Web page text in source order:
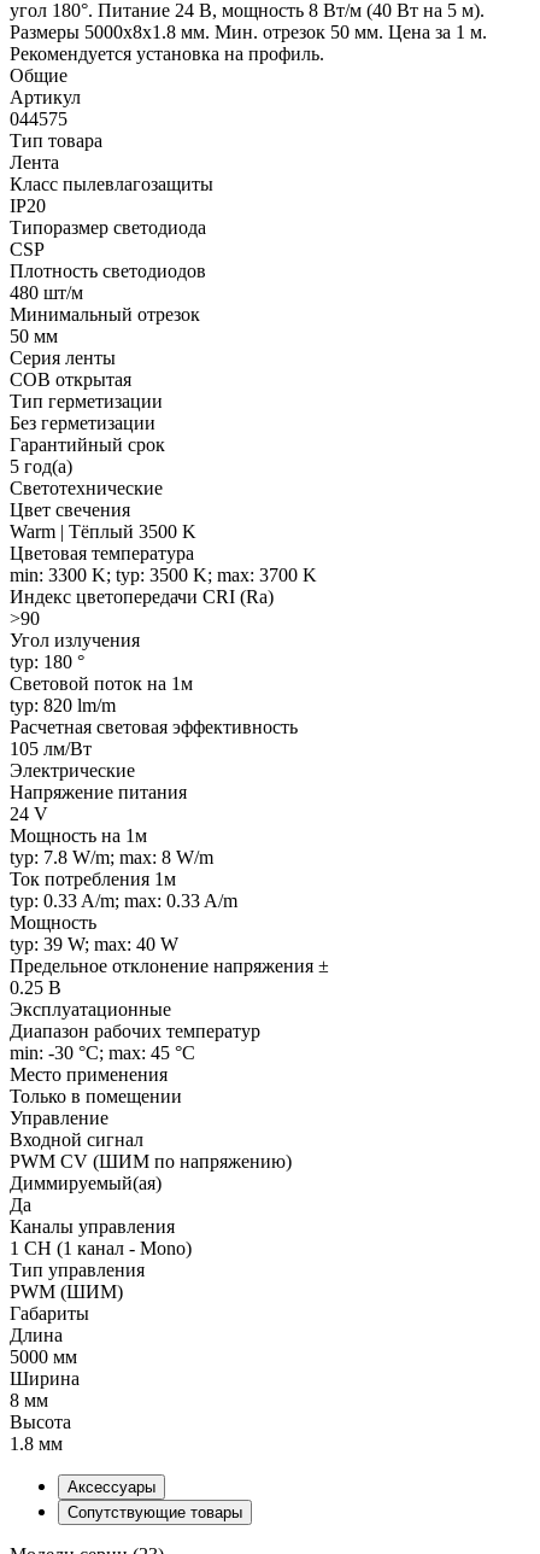
угол 180°. Питание 24 В, мощность 8 Вт/м (40 Вт на 5 м).
Размеры 5000х8х1.8 мм. Мин. отрезок 50 мм. Цена за 1 м.
Рекомендуется установка на профиль.
Общие
Артикул
044575
Тип товара
Лента
Класс пылевлагозащиты
IP20
Типоразмер светодиода
CSP
Плотность светодиодов
480 шт/м
Минимальный отрезок
50 мм
Серия ленты
COB открытая
Тип герметизации
Без герметизации
Гарантийный срок
5 год(а)
Светотехнические
Цвет свечения
Warm | Тёплый 3500 K
Цветовая температура
min: 3300 K; typ: 3500 K; max: 3700 K
Индекс цветопередачи CRI (Ra)
>90
Угол излучения
typ: 180 °
Световой поток на 1м
typ: 820 lm/m
Расчетная световая эффективность
105 лм/Вт
Электрические
Напряжение питания
24 V
Мощность на 1м
typ: 7.8 W/m; max: 8 W/m
Ток потребления 1м
typ: 0.33 A/m; max: 0.33 A/m
Мощность
typ: 39 W; max: 40 W
Предельное отклонение напряжения ±
0.25 В
Эксплуатационные
Диапазон рабочих температур
min: -30 °C; max: 45 °C
Место применения
Только в помещении
Управление
Входной сигнал
PWM СV (ШИМ по напряжению)
Диммируемый(ая)
Да
Каналы управления
1 CH (1 канал - Mono)
Тип управления
PWM (ШИМ)
Габариты
Длина
5000 мм
Ширина
8 мм
Высота
1.8 мм
Аксессуары
Сопутствующие товары